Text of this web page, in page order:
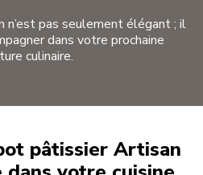
n’est pas seulement élégant ; il
dans votre prochaine
culinaire.
pâtissier Artisan